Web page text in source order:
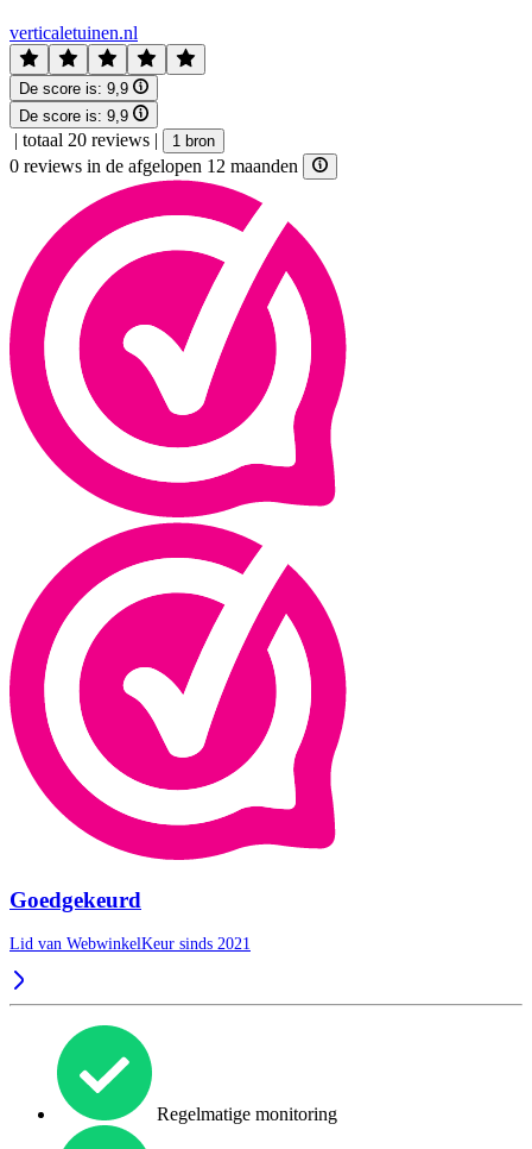
verticaletuinen.nl
De score is: 9,9
De score is: 9,9
| totaal 20 reviews | 1 bron
0 reviews in de afgelopen 12 maanden
Goedgekeurd
Lid van WebwinkelKeur sinds 2021
Regelmatige monitoring